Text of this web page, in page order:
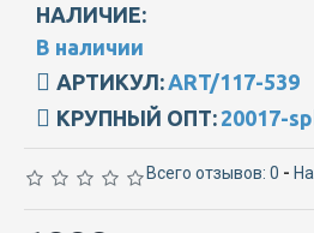
НАЛИЧИЕ:
В наличии
АРТИКУЛ: ART/117-539
КРУПНЫЙ ОПТ: 20017-
Всего отзывов: 0 -